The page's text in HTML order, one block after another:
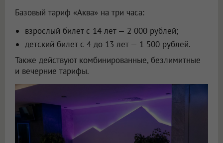
Базовый тариф «Аква» на три часа:
взрослый билет с 14 лет — 2 000 рублей;
детский билет с 4 до 13 лет — 1 500 рублей.
Также действуют комбинированные, безлимитные
и вечерние тарифы.